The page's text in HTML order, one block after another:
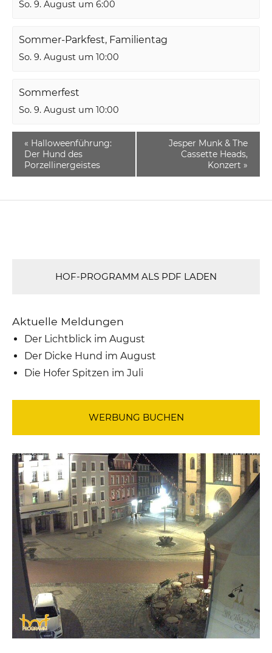
So. 9. August um 6:00
Sommer-Parkfest, Familientag
So. 9. August um 10:00
Sommerfest
So. 9. August um 10:00
« Halloweenführung:
Der Hund des
Porzellinergeistes
Jesper Munk & The
Cassette Heads,
Konzert »
HOF-PROGRAMM ALS PDF LADEN
Aktuelle Meldungen
Der Lichtblick im August
Der Dicke Hund im August
Die Hofer Spitzen im Juli
WERBUNG BUCHEN